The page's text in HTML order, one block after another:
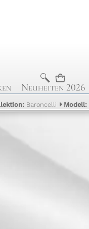
b n
Neuheiten 2026
Baroncelli Modell: